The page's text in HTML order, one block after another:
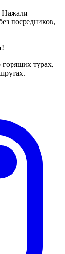
Нажали
посредников,
турах,